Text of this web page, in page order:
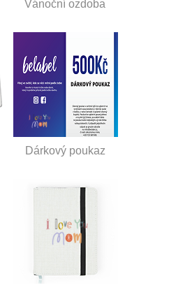
Vánoční ozdoba
Dárkový poukaz